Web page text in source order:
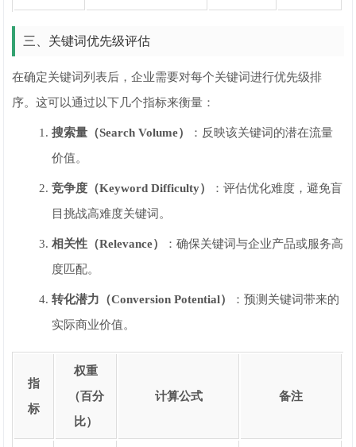
三、关键词优先级评估
在确定关键词列表后，企业需要对每个关键词进行优先级排
序。这可以通过以下几个指标来衡量：
搜索量（Search Volume）
：反映该关键词的潜在流量
价值。
竞争度（Keyword Difficulty）
：评估优化难度，避免盲
目挑战高难度关键词。
相关性（Relevance）
：确保关键词与企业产品或服务高
度匹配。
转化潜力（Conversion Potential）
：预测关键词带来的
实际商业价值。
指
标
权重
（百分
比）
计算公式 备注